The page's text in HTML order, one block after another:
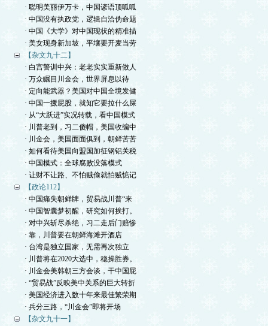
· 聪明美丽伊万卡，中国谚语顶呱呱
· 中国没有执政党，逻辑自洽伪命题
· 中国《大学》对中国现状的精准描
· 美女现身新加坡，平壤要开麦当劳
【杂文九十二】
· 白宫警训中兴：老老实实重新做人
· 万众瞩目川金会，世界屏息以待
· 定向能武器？美国对中国全境发健
· 中国一撅屁股，就知它要拉什么屎
· 从“大跃进”实况转载，看中国模式
· 川普老到，习二傻帽，美国收编中
· 川金会，美国面面俱到，朝鲜苦苦
· 如何看待美国向盟国加征钢铝关税
· 中国模式：全球腐败没落模式
· 让财不让路、不怕贼偷就怕贼惦记
【政论112】
· 中国痛失朝鲜牌，贸易战川普“来
· 中国智囊梦初醒，研究如何挨打。
· 对中兴斩尽杀绝，习二走后门赔惨
· 靠，川普要在朝鲜海滩开酒店
· 台湾是独立国家，无需再次独立
· 川普将在2020大选中，稳操胜券。
· 川金会美韩朝三方会谈，干中国屁
· “贸易战”反映美中关系的巨大转折
· 美国经济进入数十年来最佳繁荣期
· 兵分三路，“川金会”即将开场
【杂文九十一】